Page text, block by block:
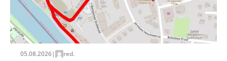
Zapamiętaj moje dane w tej przeglądarce podczas
pisania kolejnych komentarzy.
05.08.2026| red.